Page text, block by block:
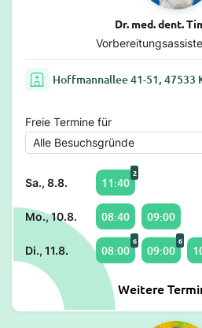
Dr. med. dent.
Hoffmannallee 41-51, 47533
Freie Termine für
Sa., 8.8. 11:40
2
Mo., 10.8. 08:40 09:00
Di., 11.8. 08:00
6
09:00
6
Weitere